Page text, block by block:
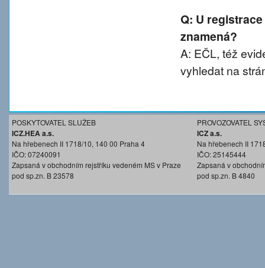
Q: U
znamená?
A: EČL, též
vyhledat na
POSKYTOVATEL SLUŽEB
ICZ.HEA a.s.
Na hřebenech II 1718/10, 140 00 Praha 4
IČO: 07240091
Zapsaná v obchodním rejstříku vedeném MS v Praze
pod sp.zn. B 23578
PROVOZOVATEL
ICZ a.s.
Na hřebenech II
IČO: 25145444
Zapsaná v
pod sp.zn. B 4840